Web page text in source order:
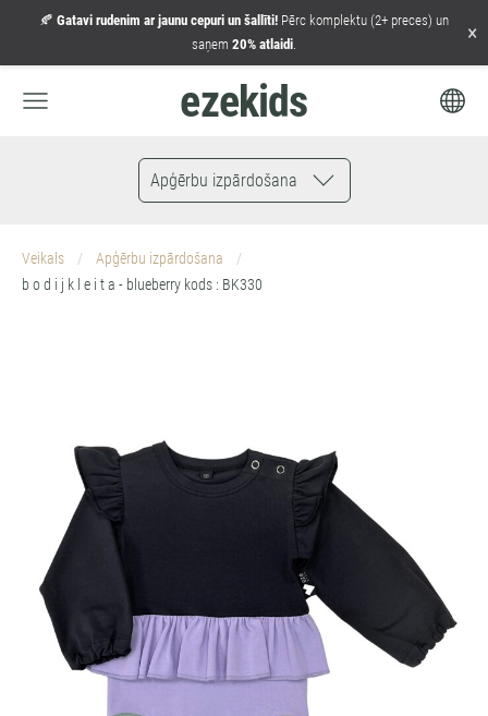
🍂 Gatavi rudenim ar jaunu cepuri un šallīti! Pērc komplektu (2+ preces) un
saņem 20% atlaidi. ×
ezekids
Apģērbu izpārdošana
Veikals
Apģērbu izpārdošana
b o d i j k l e i t a - blueberry kods : BK330